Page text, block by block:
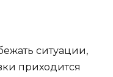
ситуации,
приходится